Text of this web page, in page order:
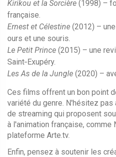
Kirikou et la Sorcière (1998) –
française.
Ernest et Célestine (2012) –
ours et une souris.
Le Petit Prince (2015) – une
Saint‑Exupéry.
Les As de la Jungle (2020) –
Ces films offrent un bon point
variété du genre. N'hésitez
de streaming qui proposent
à l'animation française, comme
plateforme Arte.tv.
Enfin, pensez à soutenir les